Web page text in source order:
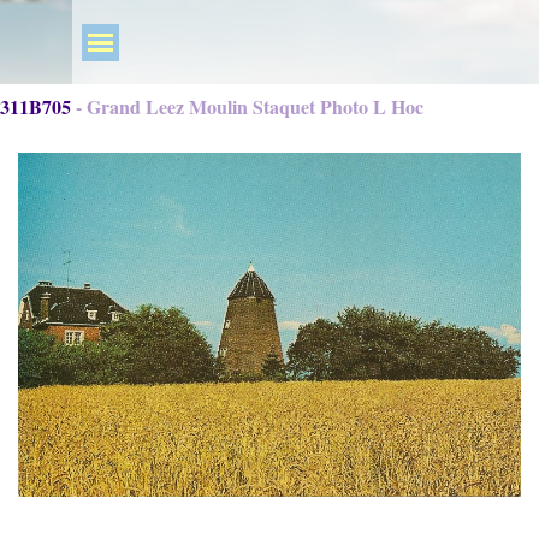
311B705 - Grand Leez Moulin Staquet Photo L Hoc